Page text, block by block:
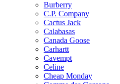
Burberry
C.P. Company
Cactus Jack
Calabasas
Canada Goose
Carhartt
Cavempt
Celine
Cheap Monday